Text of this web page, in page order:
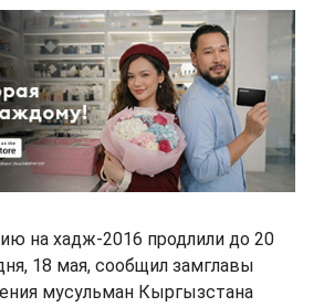
на хадж-2016 продлили до 20
18 мая, сообщил замглавы
мусульман Кыргызстана